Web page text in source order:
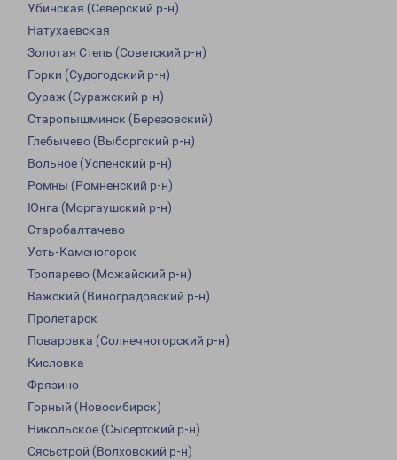
Убинская (Северский р-н)
Натухаевская
Золотая Степь (Советский р-н)
Горки (Судогодский р-н)
Сураж (Суражский р-н)
Старопышминск (Березовский)
Глебычево (Выборгский р-н)
Вольное (Успенский р-н)
Ромны (Ромненский р-н)
Юнга (Моргаушский р-н)
Старобалтачево
Усть-Каменогорск
Тропарево (Можайский р-н)
Важский (Виноградовский р-н)
Пролетарск
Поваровка (Солнечногорский р-н)
Кисловка
Фрязино
Горный (Новосибирск)
Никольское (Сысертский р-н)
Сясьстрой (Волховский р-н)